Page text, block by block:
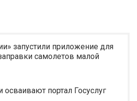
запустили приложение для
самолетов малой
портал Госуслуг